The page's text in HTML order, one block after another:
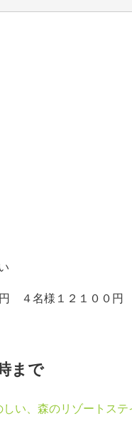
４名様１２１００円
まで
い、森のリゾートステ